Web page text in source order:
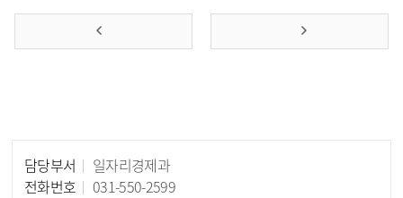
담당부서
일자리경제과
전화번호
031-550-2599